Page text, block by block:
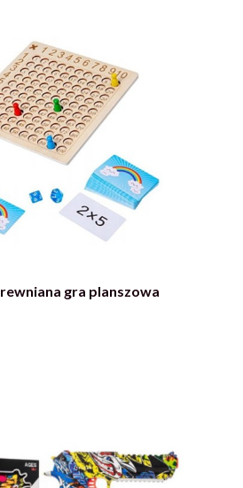
gra planszowa